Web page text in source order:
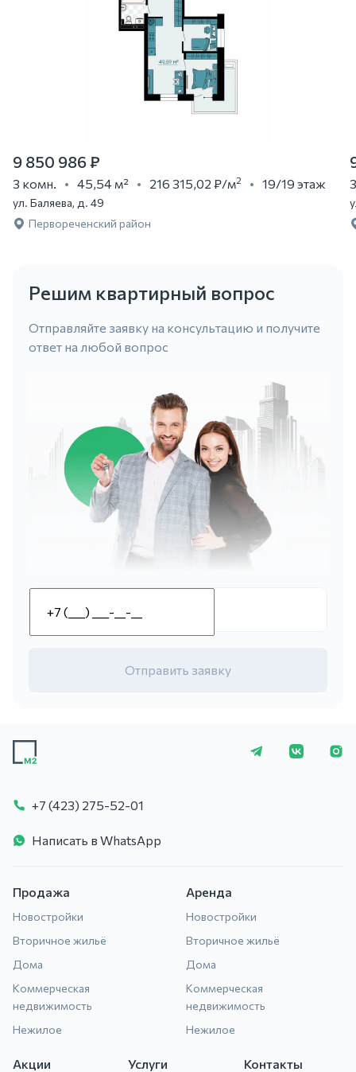
9 850 986 ₽
3 комн. 45,54 м² 216 315,02 ₽/м2 19/19 этаж
ул. Баляева, д. 49
Первореченский район
Решим квартирный вопрос
Отправляйте заявку на консультацию и получите
ответ на любой вопрос
Отправить заявку
+7 (423) 275-
+7 (423) 275-52-01
Написать в WhatsApp
Продажа
Новостройки
Вторичное жильё
Дома
Коммерческая
недвижимость
Нежилое
Аренда
Новостройки
Вторичное жильё
Дома
Коммерческая
недвижимость
Нежилое
Акции Услуги Контакты